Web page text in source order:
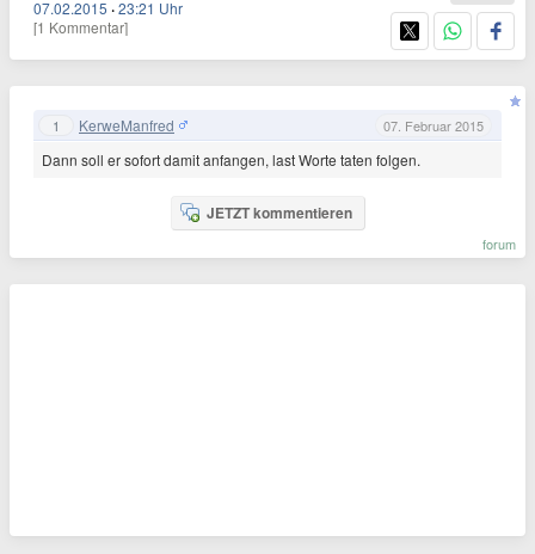
07.02.2015 ·23:21 Uhr
[1 Kommentar]
1 KerweManfred 07. Februar 2015
Dann soll er sofort damit anfangen, last Worte taten folgen.
JETZT kommentieren
forum